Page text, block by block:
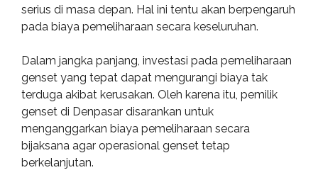
serius di masa depan. Hal ini tentu akan berpengaruh
pada biaya pemeliharaan secara keseluruhan.
Dalam jangka panjang, investasi pada pemeliharaan
genset yang tepat dapat mengurangi biaya tak
terduga akibat kerusakan. Oleh karena itu, pemilik
genset di Denpasar disarankan untuk
menganggarkan biaya pemeliharaan secara
bijaksana agar operasional genset tetap
berkelanjutan.